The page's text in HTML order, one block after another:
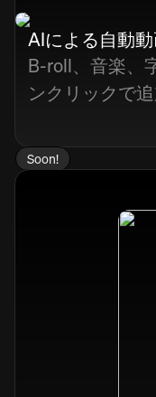
AIによる自動
B-roll、音楽、
ンクリックで追
Soon!